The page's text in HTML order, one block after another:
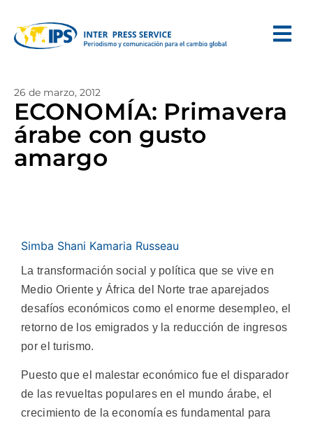
26 de marzo, 2012
ECONOMÍA: Primavera
árabe con gusto
amargo
Simba Shani Kamaria Russeau
La transformación social y política que se vive en
Medio Oriente y África del Norte trae aparejados
desafíos económicos como el enorme desempleo, el
retorno de los emigrados y la reducción de ingresos
por el turismo.
Puesto que el malestar económico fue el disparador
de las revueltas populares en el mundo árabe, el
crecimiento de la economía es fundamental para